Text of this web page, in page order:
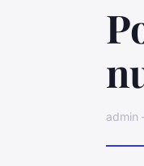
admin